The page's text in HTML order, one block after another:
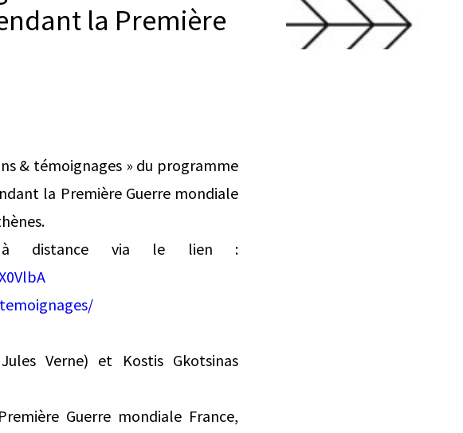
la Première
& témoignages » du programme
la Première Guerre mondiale
à distance via le lien :
Verne) et Kostis Gkotsinas
Guerre mondiale France,